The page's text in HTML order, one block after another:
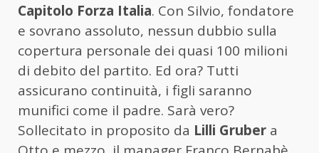
Capitolo Forza Italia. Con Silvio, fondatore
e sovrano assoluto, nessun dubbio sulla
copertura personale dei quasi 100 milioni
di debito del partito. Ed ora? Tutti
assicurano continuità, i figli saranno
munifici come il padre. Sarà vero?
Sollecitato in proposito da Lilli Gruber a